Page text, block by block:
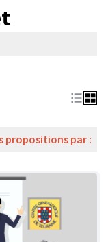
propositions par :